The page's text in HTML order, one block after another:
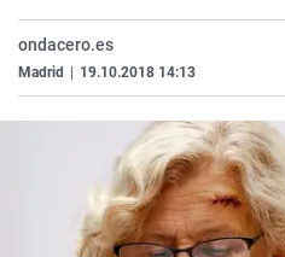
ondacero.es
Madrid 19.10.2018 14:13